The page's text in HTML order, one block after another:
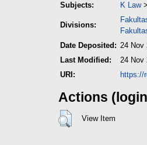
Subjects:
K Law>
Divisions:
Date Deposited: 24 Nov
Last Modified:
24 Nov
URI:
https://
Actions
View Item